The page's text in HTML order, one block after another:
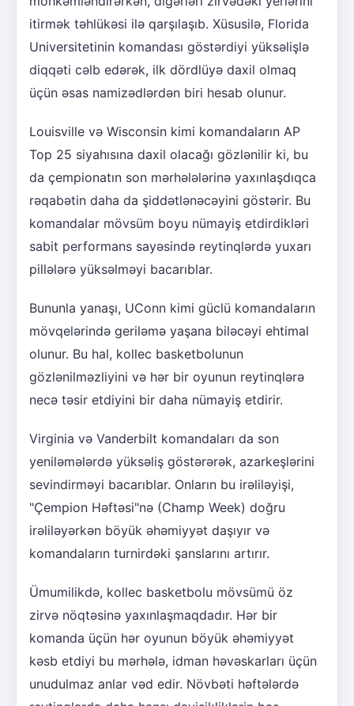
itirmək təhlükəsi ilə qarşılaşıb. Xüsusilə, Florida
Universitetinin komandası göstərdiyi yüksəlişlə
diqqəti cəlb edərək, ilk dördlüyə daxil olmaq
üçün əsas namizədlərdən biri hesab olunur.
Louisville və Wisconsin kimi komandaların AP
Top 25 siyahısına daxil olacağı gözlənilir ki, bu
da çempionatın son mərhələlərinə yaxınlaşdıqca
rəqabətin daha da şiddətlənəcəyini göstərir. Bu
komandalar mövsüm boyu nümayiş etdirdikləri
sabit performans sayəsində reytinqlərdə yuxarı
pillələrə yüksəlməyi bacarıblar.
Bununla yanaşı, UConn kimi güclü komandaların
mövqelərində geriləmə yaşana biləcəyi ehtimal
olunur. Bu hal, kollec basketbolunun
gözlənilməzliyini və hər bir oyunun reytinqlərə
necə təsir etdiyini bir daha nümayiş etdirir.
Virginia və Vanderbilt komandaları da son
yeniləmələrdə yüksəliş göstərərək, azarkeşlərini
sevindirməyi bacarıblar. Onların bu irəliləyişi,
"Çempion Həftəsi"nə (Champ Week) doğru
irəliləyərkən böyük əhəmiyyət daşıyır və
komandaların turnirdəki şanslarını artırır.
Ümumilikdə, kollec basketbolu mövsümü öz
zirvə nöqtəsinə yaxınlaşmaqdadır. Hər bir
komanda üçün hər oyunun böyük əhəmiyyət
kəsb etdiyi bu mərhələ, idman həvəskarları üçün
unudulmaz anlar vəd edir. Növbəti həftələrdə